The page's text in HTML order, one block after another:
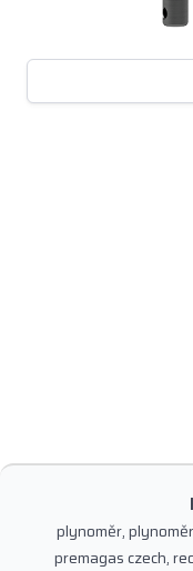
plynoměr,
premagas czech,